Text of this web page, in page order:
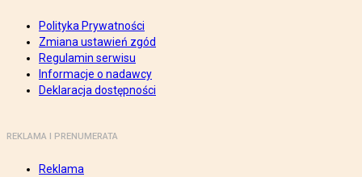
Polityka Prywatności
Zmiana ustawień zgód
Regulamin serwisu
Informacje o nadawcy
Deklaracja dostępności
REKLAMA I PRENUMERATA
Reklama